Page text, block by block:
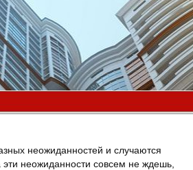
неожиданностей и случаются
эти неожиданности совсем не ждешь,